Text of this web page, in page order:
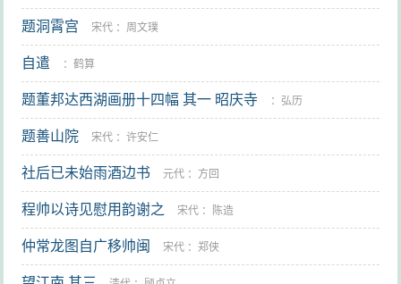
题洞霄宫 宋代 ： 周文璞
自遣 ：鹤算
题董邦达西湖画册十四幅 其一 昭庆寺 ： 弘历
题善山院 宋代 ：许安仁
社后已未始雨酒边书 元代 ： 方回
程帅以诗见慰用韵谢之 宋代 ： 陈造
仲常龙图自广移帅闽 宋代 ：郑侠